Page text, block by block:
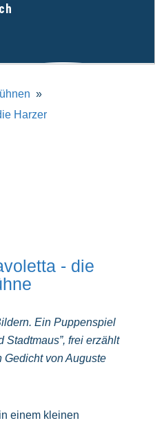
Harzer
- die
Ein Puppenspiel
Stadtmaus”, frei erzählt
Gedicht von Auguste
einem kleinen